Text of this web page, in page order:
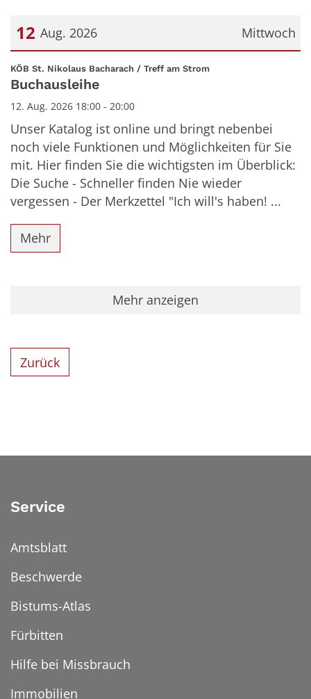
Mittwoch
12 Aug. 2026
Datum: 12. August 2026
KÖB St. Nikolaus Bacharach / Treff am Strom:
Buchausleihe
12. Aug. 2026 18:00 - 20:00
Unser Katalog ist online und bringt nebenbei
noch viele Funktionen und Möglichkeiten für Sie
mit. Hier finden Sie die wichtigsten im Überblick:
Die Suche - Schneller finden Nie wieder
vergessen - Der Merkzettel "Ich will's haben! ...
Mehr
Mehr anzeigen
Zurück
Service
Amtsblatt
Beschwerde
Bistums-Atlas
Fürbitten
Hilfe bei Missbrauch
Immobilien